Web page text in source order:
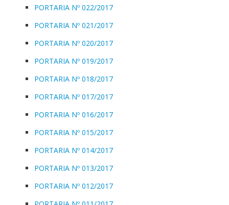
PORTARIA Nº 022/2017
PORTARIA Nº 021/2017
PORTARIA Nº 020/2017
PORTARIA Nº 019/2017
PORTARIA Nº 018/2017
PORTARIA Nº 017/2017
PORTARIA Nº 016/2017
PORTARIA Nº 015/2017
PORTARIA Nº 014/2017
PORTARIA Nº 013/2017
PORTARIA Nº 012/2017